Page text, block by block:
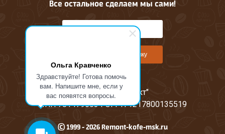
Ольга Кравченко
Здравствуйте! Готова помочь
вам. Напишите мне, если у
вас появятся вопросы.
Все остальное сделаем мы сами!
Оставить онлайн заявку
ООО "М-Проджект"
ИНН 7814796634 ОГРН 1217800135519
© 1999 - 2026 Remont-kofe-msk.ru